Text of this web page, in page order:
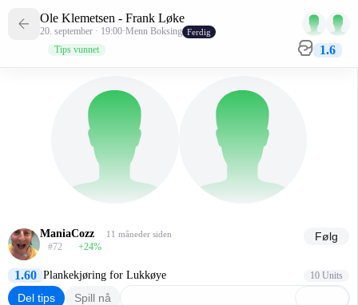
Ole Klemetsen - Frank Løke
20. september · 19:00·Menn Boksing Ferdig
Tips vunnet 1.6
ManiaCozz 11 måneder siden
#72 +24%
Følg
1.60 Plankekjøring for Lukkøye 10 Units
Del tips Spill nå